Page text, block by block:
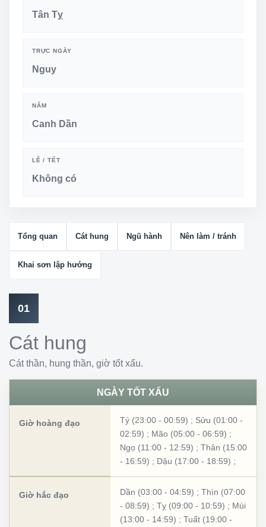
Tân Tỵ
TRỰC NGÀY
Nguy
NĂM
Canh Dần
LỄ / TẾT
Không có
Tổng quan Cát hung Ngũ hành Nên làm / tránh
Khai sơn lập hướng
01
Cát hung
Cát thần, hung thần, giờ tốt xấu.
NGÀY TỐT XẤU
Giờ hoàng đạo Tý (23:00 - 00:59) ; Sửu (01:00 -
02:59) ; Mão (05:00 - 06:59) ;
Ngọ (11:00 - 12:59) ; Thân (15:00
- 16:59) ; Dậu (17:00 - 18:59) ;
Giờ hắc đạo Dần (03:00 - 04:59) ; Thìn (07:00
- 08:59) ; Tỵ (09:00 - 10:59) ; Mùi
(13:00 - 14:59) ; Tuất (19:00 -